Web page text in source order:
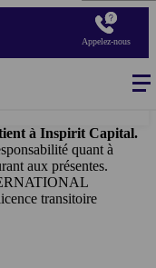
Appelez-nous
à Inspirit Capital.
quant à
aux présentes.
transitoire